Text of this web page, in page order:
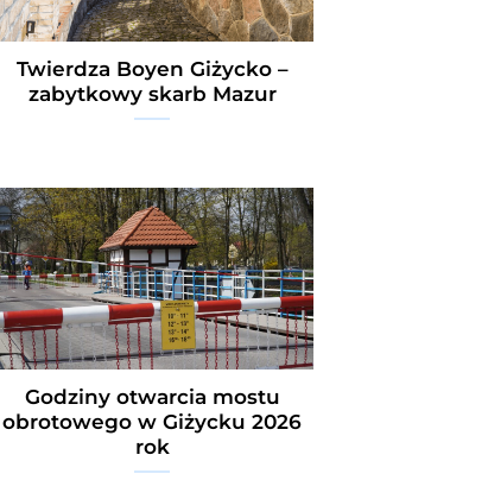
Twierdza Boyen Giżycko –
zabytkowy skarb Mazur
Godziny otwarcia mostu
obrotowego w Giżycku 2026
rok